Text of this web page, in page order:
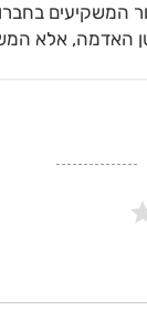
המשקיעים
האדמה, אלא